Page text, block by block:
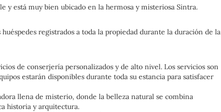
y está muy bien ubicado en la hermosa y misteriosa Sintra.
registrados a toda la propiedad durante la duración de la
de conserjería personalizados y de alto nivel. Los servicios son
estarán disponibles durante toda su estancia para satisfacer
llena de misterio, donde la belleza natural se combina
historia y arquitectura.